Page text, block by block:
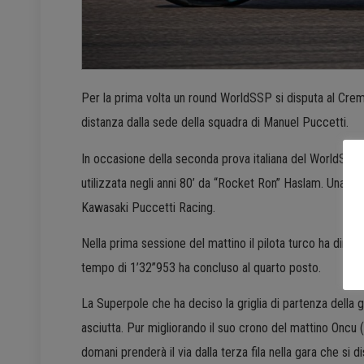
Per la prima volta un round WorldSSP si disputa al
distanza dalla sede della squadra di Manuel Puccetti.
In occasione della seconda prova italiana del
utilizzata negli anni 80’ da “Rocket Ron” Haslam. Una
Kawasaki Puccetti Racing.
Nella prima sessione del mattino il pilota turco ha
tempo di 1’32”953 ha concluso al quarto posto.
La Superpole che ha deciso la griglia di partenza
asciutta. Pur migliorando il suo crono del mattino
domani prenderà il via dalla terza fila nella gara che si